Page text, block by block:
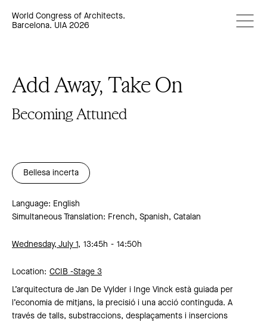
World Congress of Architects.
Barcelona. UIA 2026
Add Away, Take On
Becoming Attuned
Bellesa incerta
Language: English
Simultaneous Translation: French, Spanish, Catalan
Wednesday, July 1, 13:45h 14:50h
Location: CCIB -Stage 3
L’arquitectura de Jan De Vylder i Inge Vinck està guiada per
l’economia de mitjans, la precisió i una acció continguda. A
través de talls, substraccions, desplaçaments i insercions